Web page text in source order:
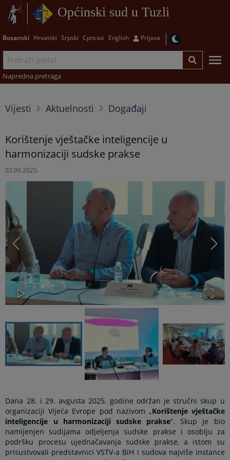
Općinski sud u Tuzli
Bosanski Hrvatski Srpski Српски English Prijava
Napredna pretraga
Vijesti Aktuelnosti Događaji
Korištenje vještačke inteligencije u
harmonizaciji sudske prakse
02.09.2025.
Dana 28. i 29. avgusta 2025. godine održan je stručni skup u
organizaciji Vijeća Evrope pod nazivom „Korištenje vještačke
inteligencije u harmonizaciji sudske prakse“. Skup je bio
namijenjen sudijama odjeljenja sudske prakse i osoblju za
podršku procesu ujednačavanja sudske prakse, a istom su
prisustvovali predstavnici VSTV-a BiH i sudova najviše instance